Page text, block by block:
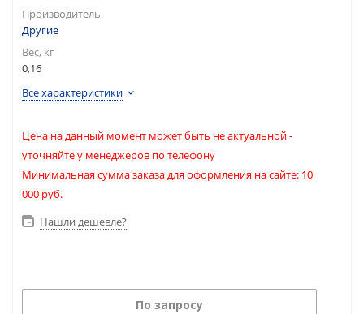
Производитель
Другие
Вес, кг
0,16
Все характеристики
Цена на данный момент может быть не актуальной -
уточняйте у менеджеров по телефону
Минимальная сумма заказа для оформления на сайте: 10
000 руб.
Нашли дешевле?
По запросу